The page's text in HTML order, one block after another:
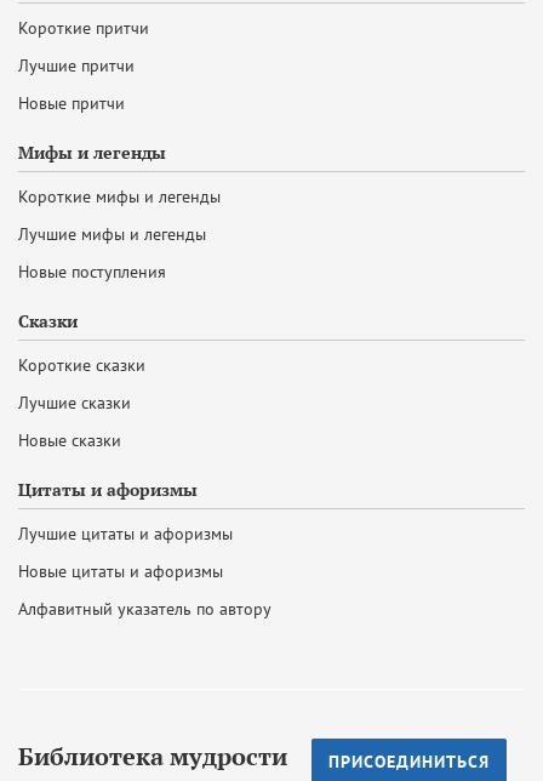
Короткие притчи
Лучшие притчи
Новые притчи
Мифы и легенды
Короткие мифы и легенды
Лучшие мифы и легенды
Новые поступления
Сказки
Короткие сказки
Лучшие сказки
Новые сказки
Цитаты и афоризмы
Лучшие цитаты и афоризмы
Новые цитаты и афоризмы
Алфавитный указатель по автору
Библиотека мудрости ПРИСОЕДИНИТЬСЯ